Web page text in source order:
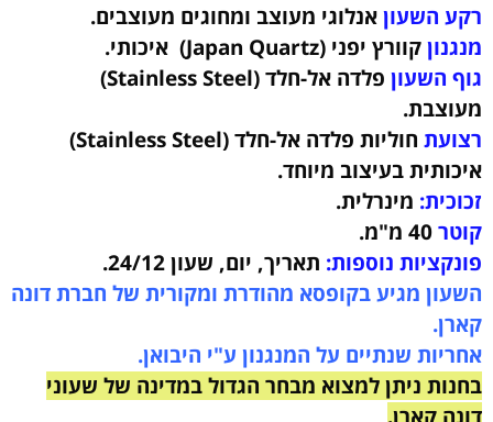
רקע השעוןאנלוגי מעוצב ומחוגים מעוצבים.
מנגנוןקוורץ יפני (Japan Quartz) איכותי.
גוף השעון פלדה אל-חלד (Stainless Steel)
מעוצבת.
רצועת
חוליות פלדה אל-חלד (Stainless Steel)
איכותיתבעיצוב מיוחד.
זכוכית: מינרלית.
קוטר
פונקציות נוספות: תאריך, יום, שעון 24/12.
השעון מגיע בקופסא מהודרת ומקורית של חברת דונה
קארן.
אחריות שנתיים על המנגנון ע"י היבואן.
בחנות ניתן למצוא מבחר הגדול במדינה של שעוני